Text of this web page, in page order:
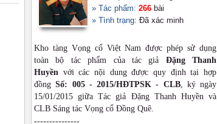
» Tác phẩm: 266 bài
» Tình trạng: Đã xác minh
Kho tàng Vọng cổ Việt Nam được phép sử dụng
toàn bộ tác phẩm của tác giả Đặng Thanh
Huyền với các nội dung được quy định tại hợp
đồngSố: 005 - 2015/HĐTPSK - CLB, ký ngày
15/01/2015 giữa Tác giả Đặng Thanh Huyền và
CLB Sáng tác Vọng cổ Đồng Quê.
---------------